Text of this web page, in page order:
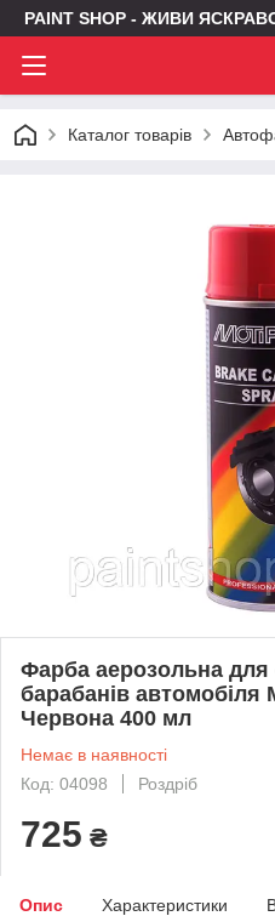
PAINT SHOP - ЖИВИ
Каталог товарів
Фарба аерозольна для
барабанів автомобіля
Червона 400 мл
Немає в наявності
Код: 04098
Роздріб
725 ₴
Опис Характеристики